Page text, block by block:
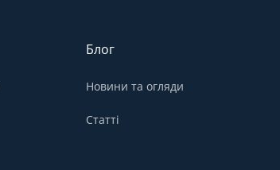
Блог
Новини та огляди
Статті